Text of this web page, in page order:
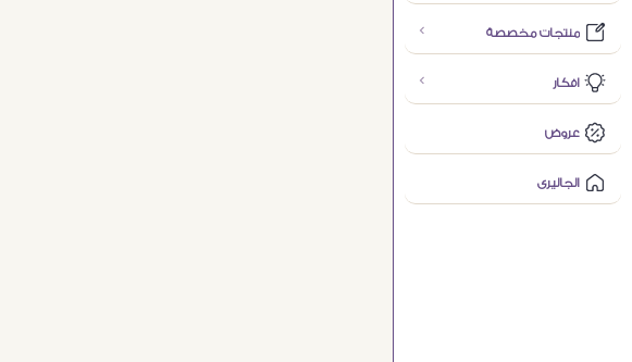
منتجات مخصصة
افكار
عروض
الجاليرى